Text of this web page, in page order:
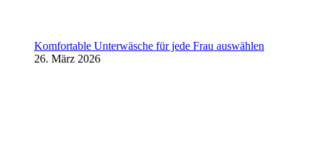
Komfortable Unterwäsche für jede Frau auswählen
26. März 2026